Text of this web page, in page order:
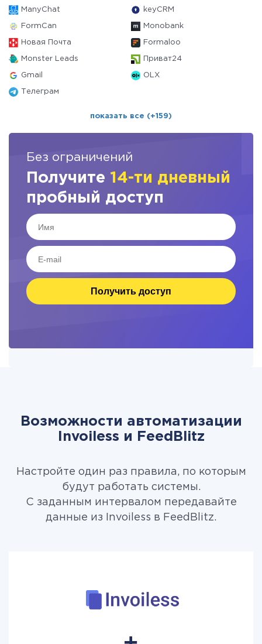
ManyChat keyCRM
FormCan Monobank
Новая Почта Formaloo
Monster Leads Приват24
Gmail OLX
Телеграм
показать все (+159)
Без ограничений
Получите 14-ти дневный
пробный доступ
Получить доступ
Возможности автоматизации
Invoiless и FeedBlitz
Настройте один раз правила, по которым
будут работать системы.
С заданным интервалом передавайте
данные из Invoiless в FeedBlitz.